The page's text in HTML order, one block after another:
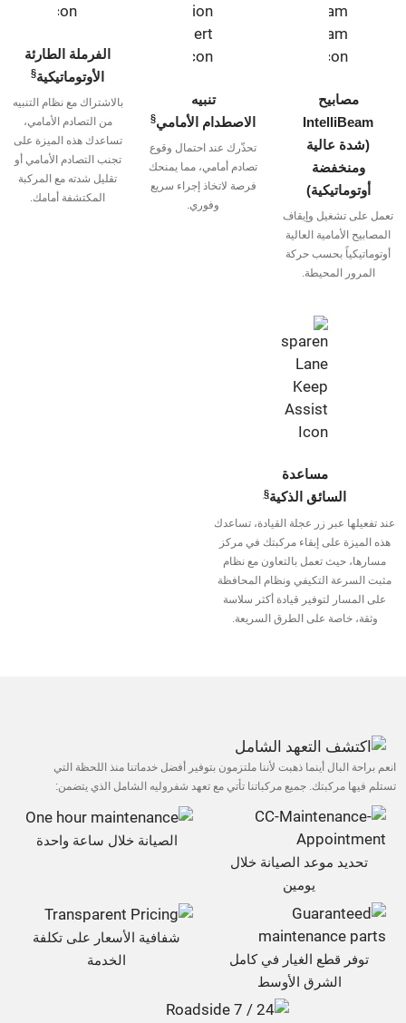
مصابيح
IntelliBeam
(شدة عالية
ومنخفضة
أوتوماتيكية)
تعمل على تشغيل وإيقاف
المصابيح الأمامية العالية
أوتوماتيكياً بحسب حركة
المرور المحيطة.
تنبيه
الاصطدام الأمامي
تحذّرك عند احتمال وقوع
تصادم أمامي، مما يمنحك
فرصة لاتخاذ إجراء سريع
وفوري.
الفرملة الطارئة
الأوتوماتيكية §
بالاشتراك مع نظام التنبيه
من التصادم الأمامي،
تساعدك هذه الميزة على
تجنب التصادم الأمامي أو
تقليل شدته مع المركبة
المكتشفة أمامك.
مساعدة
السائق الذكية §
عند تفعيلها عبر زر عجلة القيادة، تساعدك
هذه الميزة على إبقاء مركبتك في مركز
مسارها، حيث تعمل بالتعاون مع نظام
مثبت السرعة التكيفي ونظام المحافظة
على المسار لتوفير قيادة أكثر سلاسة
وثقة، خاصة على الطرق السريعة.
انعم براحة البال أينما ذهبت لأننا ملتزمون بتوفير أفضل خدماتنا منذ اللحظة التي
تستلم فيها مركبتك. جميع مركباتنا تأتي مع تعهد شفروليه الشامل الذي يتضمن:
تحديد موعد الصيانة خلال
يومين
الصيانة خلال ساعة واحدة
توفر قطع الغيار في كامل
الشرق الأوسط
شفافية الأسعار على تكلفة
الخدمة